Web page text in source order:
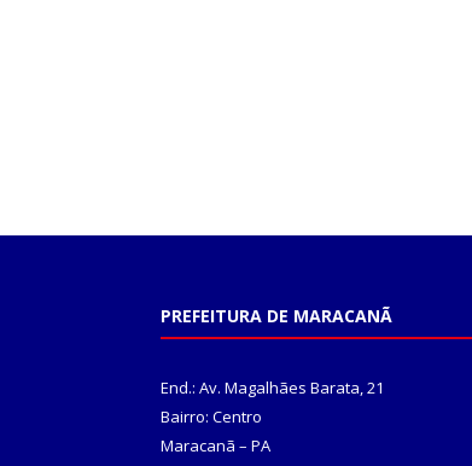
PREFEITURA DE MARACANÃ
End.: Av. Magalhães Barata, 21
Bairro: Centro
Maracanã – PA